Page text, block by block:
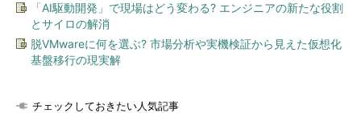
「AI駆動開発」で現場はどう変わる? エンジニアの新たな役割
とサイロの解消
脱VMwareに何を選ぶ? 市場分析や実機検証から見えた仮想化
基盤移行の現実解
チェックしておきたい人気記事